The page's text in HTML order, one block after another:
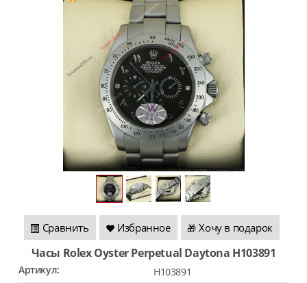
Сравнить Избранное 🎁 Хочу в подарок
Часы Rolex Oyster Perpetual Daytona H103891
Артикул:
H103891